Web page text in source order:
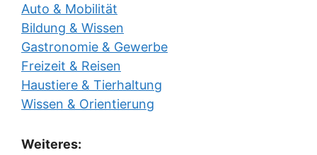
Auto & Mobilität
Bildung & Wissen
Gastronomie & Gewerbe
Freizeit & Reisen
Haustiere & Tierhaltung
Wissen & Orientierung
Weiteres: